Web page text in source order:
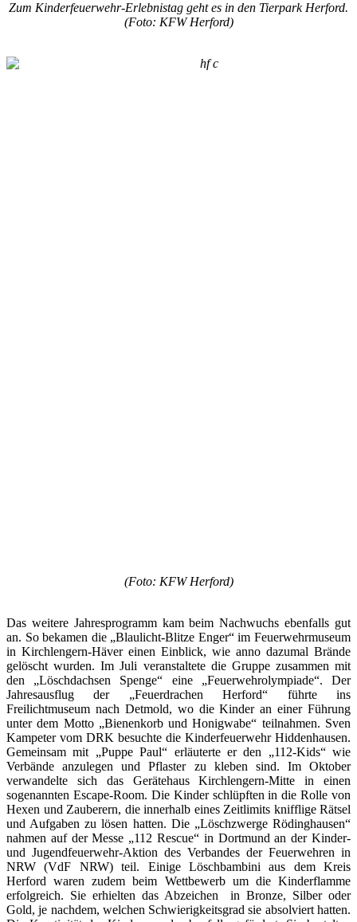
Zum Kinderfeuerwehr-Erlebnistag geht es in den Tierpark Herford.
(Foto: KFW Herford)
(Foto: KFW Herford)
Das weitere Jahresprogramm kam beim Nachwuchs ebenfalls gut
an. So bekamen die „Blaulicht-Blitze Enger“ im Feuerwehrmuseum
in Kirchlengern-Häver einen Einblick, wie anno dazumal Brände
gelöscht wurden. Im Juli veranstaltete die Gruppe zusammen mit
den „Löschdachsen Spenge“ eine „Feuerwehrolympiade“. Der
Jahresausflug der „Feuerdrachen Herford“ führte ins
Freilichtmuseum nach Detmold, wo die Kinder an einer Führung
unter dem Motto „Bienenkorb und Honigwabe“ teilnahmen. Sven
Kampeter vom DRK besuchte die Kinderfeuerwehr Hiddenhausen.
Gemeinsam mit „Puppe Paul“ erläuterte er den „112-Kids“ wie
Verbände anzulegen und Pflaster zu kleben sind. Im Oktober
verwandelte sich das Gerätehaus Kirchlengern-Mitte in einen
sogenannten Escape-Room. Die Kinder schlüpften in die Rolle von
Hexen und Zauberern, die innerhalb eines Zeitlimits knifflige Rätsel
und Aufgaben zu lösen hatten. Die „Löschzwerge Rödinghausen“
nahmen auf der Messe „112 Rescue“ in Dortmund an der Kinder-
und Jugendfeuerwehr-Aktion des Verbandes der Feuerwehren in
NRW (VdF NRW) teil. Einige Löschbambini aus dem Kreis
Herford waren zudem beim Wettbewerb um die Kinderflamme
erfolgreich. Sie erhielten das Abzeichen in Bronze, Silber oder
Gold, je nachdem, welchen Schwierigkeitsgrad sie absolviert hatten.